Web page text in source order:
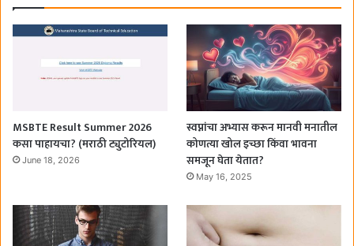
MSBTE Result Summer 2026
कसा पाहायचा? (मराठी ट्युटोरियल)
June 18, 2026
स्वप्नांचा अभ्यास करून मानवी मनातील
कोणत्या खोल इच्छा किंवा भावना
समजून घेता येतात?
May 16, 2025